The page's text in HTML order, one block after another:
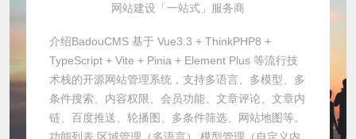
网站建设「一站式」服务商
介绍BadouCMS 基于 Vue3.3 + ThinkPHP8 +
TypeScript + Vite + Pinia + Element Plus 等流行技
术栈的开源网站管理系统，支持多语言、多模型、多
条件搜索、内容权限、会员功能、文章评论、文章内
链、百度推送、轮播图、多条件筛选、网站地图等。